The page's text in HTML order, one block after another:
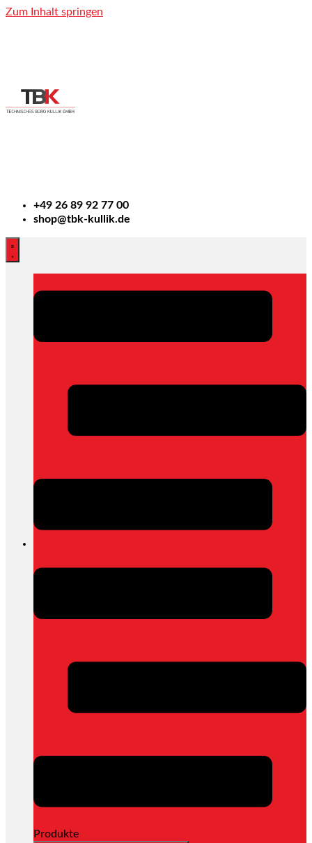
Zum Inhalt springen
+49 26 89 92 77 00
shop@tbk-kullik.de
Produkte